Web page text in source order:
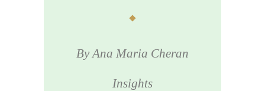
ByAna Maria Cheran
Insights